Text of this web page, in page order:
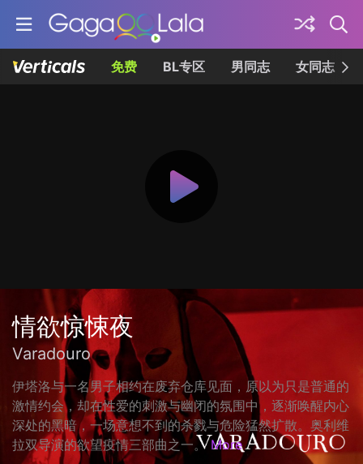
免费 BL专区 男同志 女同志
情欲惊悚夜
Varadouro
伊塔洛与一名男子相约在废弃仓库见面，原以为只是普通的
激情约会，却在性爱的刺激与幽闭的氛围中，逐渐唤醒内心
深处的黑暗，一场意想不到的杀戮与危险猛然扩散。奥利维
拉双导演的欲望疫情三部曲之一。 More